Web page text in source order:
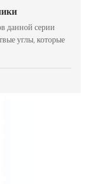
данной серии
углы, которые